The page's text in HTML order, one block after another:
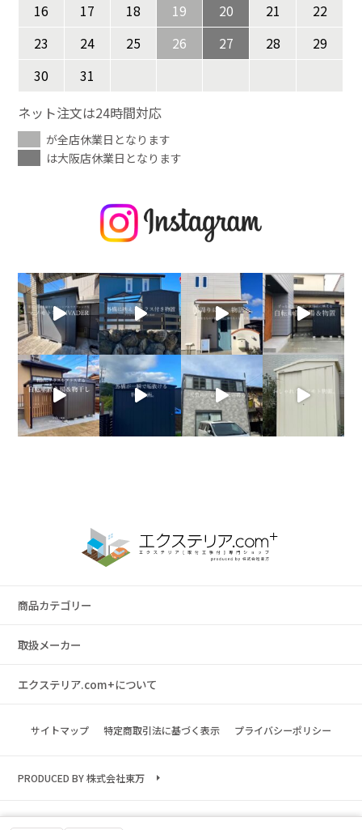
16
17 18 19 20 21
22
23
24 25 26 27 28
29
30
31
ネット注文は24時間対応
が全店休業日となります
は大阪店休業日となります
商品カテゴリー
取扱メーカー
エクステリア.com+について
サイトマップ 特定商取引法に基づく表示 プライバシーポリシー
PRODUCED BY 株式会社東万
Copyright © 2023 exterior.com All rights reserved.